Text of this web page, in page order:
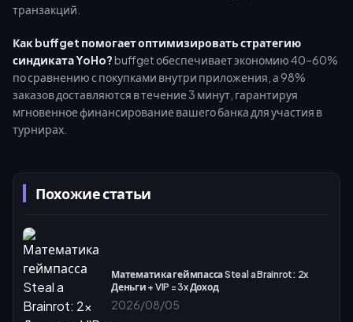
Похожие статьи
Математика геймпасса Steal a Brainrot: 2x
Деньги + VIP = 3x Доход
2026/08/05
транзакций.
Как buffget помогает оптимизировать стратегию
синдиката YoHo?buffget обеспечивает экономию 40–60%
по сравнению с покупками внутри приложения, а 98%
заказов доставляются в течение 3 минут, гарантируя
мгновенное финансирование вашего банка для участия в
турнирах.